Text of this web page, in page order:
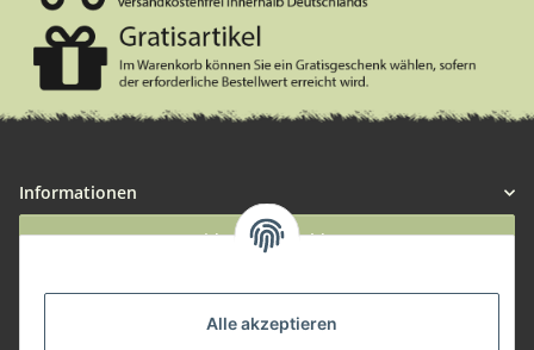
Alle akzeptieren
Informationen
Widerruf anmelden